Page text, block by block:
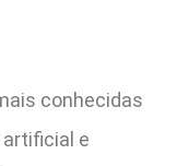
conhecidas
e